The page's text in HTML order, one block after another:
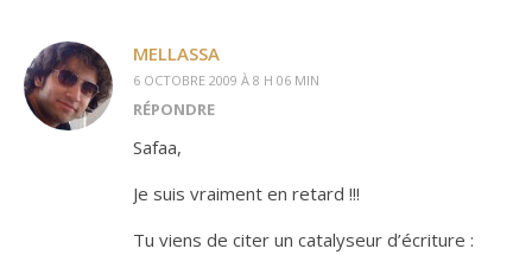
MELLASSA
6 OCTOBRE 2009 À 8 H 06 MIN
RÉPONDRE
Safaa,
Je suis vraiment en retard !!!
Tu viens de citer un catalyseur d’écriture :